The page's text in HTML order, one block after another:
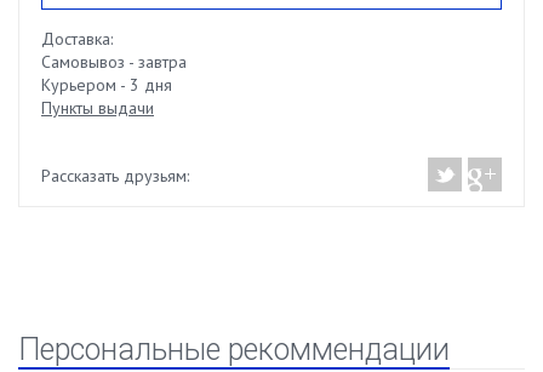
Доставка:
Самовывоз - завтра
Курьером - 3 дня
Пункты выдачи
Рассказать друзьям:
Персональные рекоммендации